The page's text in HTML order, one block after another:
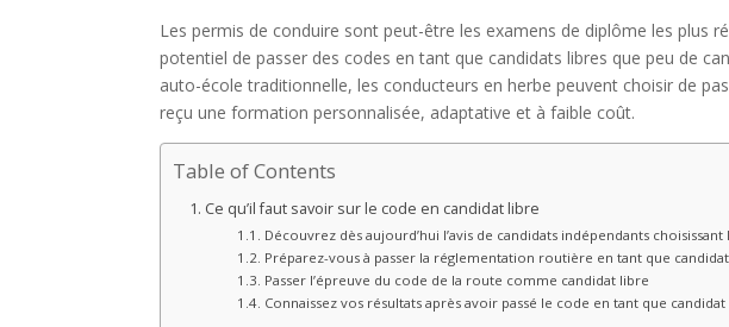
Les permis de conduire sont peut-être les examens de diplôme les plus
potentiel de passer des codes en tant que candidats libres que peu de
auto-école traditionnelle, les conducteurs en herbe peuvent choisir de
reçu une formation personnalisée, adaptative et à faible coût.
Table of Contents
Ce qu’il faut savoir sur le code en candidat libre
Découvrez dès aujourd’hui l’avis de candidats indépendants
Préparez-vous à passer la réglementation routière en tant que
Passer l’épreuve du code de la route comme candidat libre
Connaissez vos résultats après avoir passé le code en tant que